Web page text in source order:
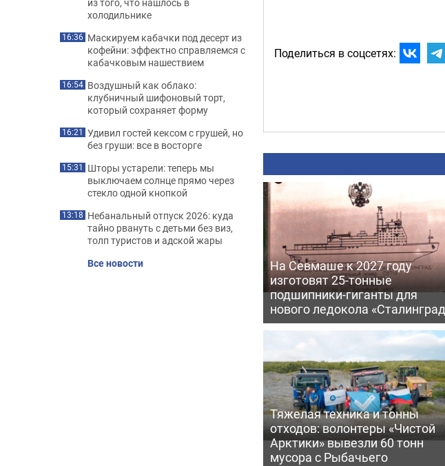
Поделиться в соцсетях:
На Севмаше к 2027 году
изготовят 25-тонные
подшипники-гиганты для
нового ледокола
Тяжелая техника и тонны
отходов: волонтеры «Чистой
Арктики» вывезли 60 тонн
мусора с Рыбачьего
холодильнике
16:36 Маскируем кабачки под десерт из
кофейни: эффектно справляемся с
кабачковым нашествием
16:54 Воздушный как облако:
клубничный шифоновый торт,
который сохраняет форму
16:21 Удивил гостей кексом с грушей, но
без груши: все в восторге
15:31 Шторы устарели: теперь мы
выключаем солнце прямо через
стекло одной кнопкой
13:18 Небанальный отпуск 2026: куда
тайно рвануть с детьми без виз,
толп туристов и адской жары
Все новости